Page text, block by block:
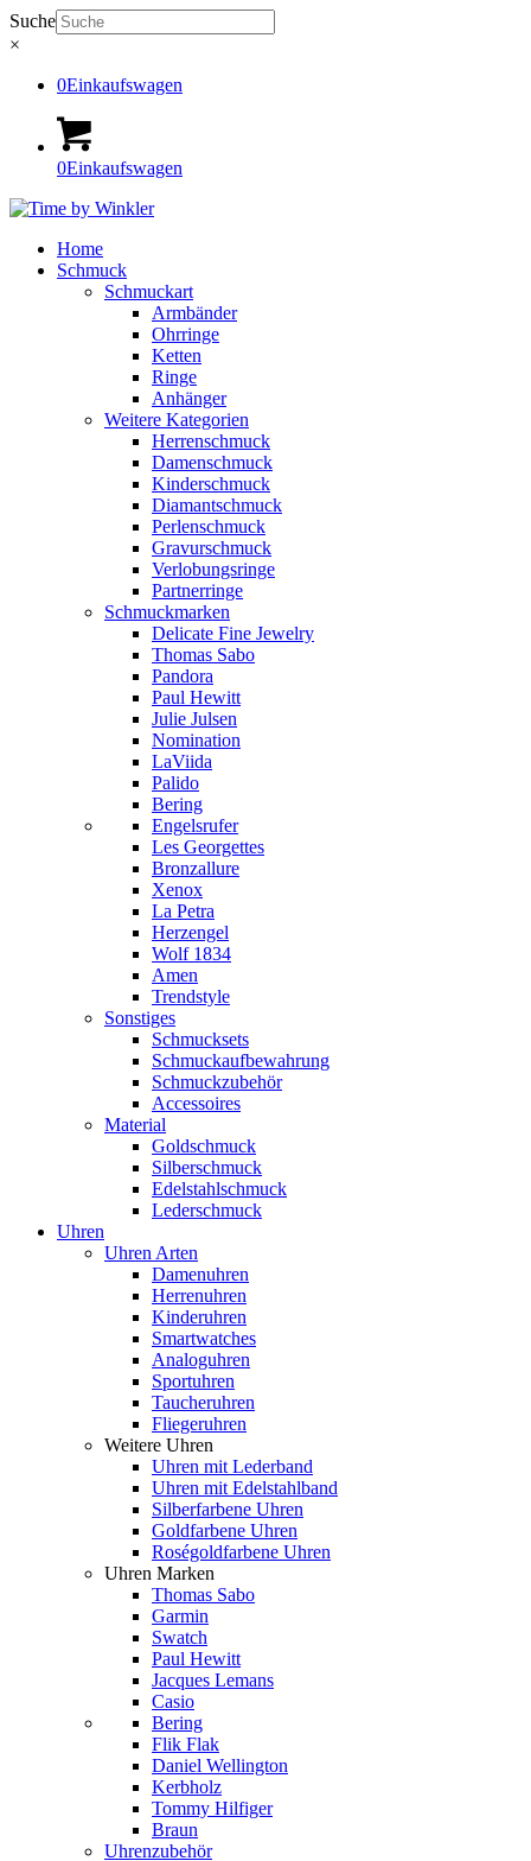
Suche
×
0Einkaufswagen
0Einkaufswagen
Home
Schmuck
Schmuckart
Armbänder
Ohrringe
Ketten
Ringe
Anhänger
Weitere Kategorien
Herrenschmuck
Damenschmuck
Kinderschmuck
Diamantschmuck
Perlenschmuck
Gravurschmuck
Verlobungsringe
Partnerringe
Schmuckmarken
Delicate Fine Jewelry
Thomas Sabo
Pandora
Paul Hewitt
Julie Julsen
Nomination
LaViida
Palido
Bering
Engelsrufer
Les Georgettes
Bronzallure
Xenox
La Petra
Herzengel
Wolf 1834
Amen
Trendstyle
Sonstiges
Schmucksets
Schmuckaufbewahrung
Schmuckzubehör
Accessoires
Material
Goldschmuck
Silberschmuck
Edelstahlschmuck
Lederschmuck
Uhren
Uhren Arten
Damenuhren
Herrenuhren
Kinderuhren
Smartwatches
Analoguhren
Sportuhren
Taucheruhren
Fliegeruhren
Weitere Uhren
Uhren mit Lederband
Uhren mit Edelstahlband
Silberfarbene Uhren
Goldfarbene Uhren
Roségoldfarbene Uhren
Uhren Marken
Thomas Sabo
Garmin
Swatch
Paul Hewitt
Jacques Lemans
Casio
Bering
Flik Flak
Daniel Wellington
Kerbholz
Tommy Hilfiger
Braun
Uhrenzubehör